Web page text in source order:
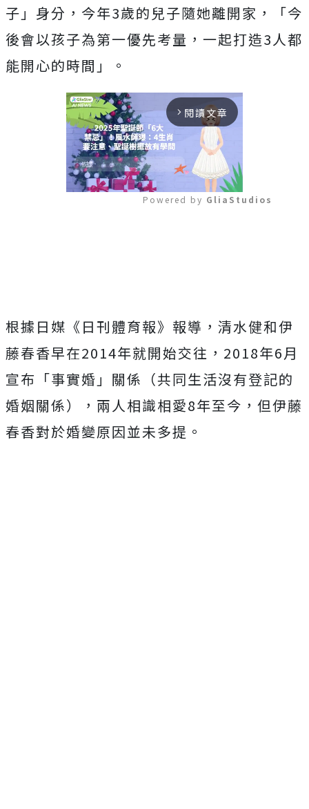
子」身分，今年3歲的兒子隨她離開家，「今
後會以孩子為第一優先考量，一起打造3人都
能開心的時間」。
arrow_forward_ios 閱讀文章
Powered by GliaStudios
根據日媒《日刊體育報》報導，清水健和伊
藤春香早在2014年就開始交往，2018年6月
宣布「事實婚」關係（共同生活沒有登記的
婚姻關係），兩人相識相愛8年至今，但伊藤
春香對於婚變原因並未多提。